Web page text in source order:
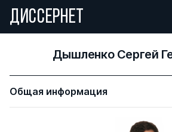
ДИССЕРНЕТ
Дышленко Сергей
Общая информация